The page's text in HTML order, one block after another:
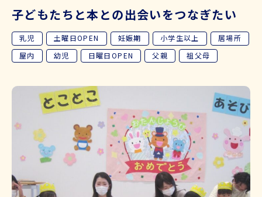
子どもたちと本との出会いをつなぎたい
乳児 土曜日OPEN 妊娠期 小学生以上
居場所
屋内
幼児 日曜日OPEN 父親 祖父母